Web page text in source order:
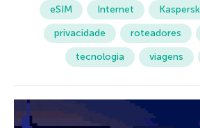
eSIM Internet
privacidade
roteadores
tecnologia
viagens